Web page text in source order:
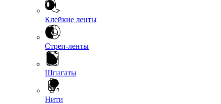
Клейкие ленты
Стреп-ленты
Шпагаты
Нити